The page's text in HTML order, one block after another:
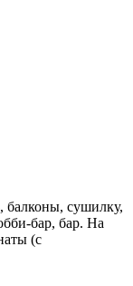
балконы, сушилку,
бар, бар. На
(с